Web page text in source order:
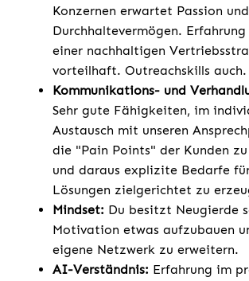
Konzernen erwartet Passion und
Durchhaltevermögen.
einer nachhaltigen
vorteilhaft. Outreachskills auch.
Kommunikations- und
Sehr gute Fähigkeiten, im
Austausch mit unseren
die "Pain Points" der Kunden zu
und daraus explizite Bedarfe
Lösungen zielgerichtet zu
Mindset: Du besitzt Neugierde
Motivation etwas aufzubauen
eigene Netzwerk zu erweitern.
AI-Verständnis: Erfahrung im